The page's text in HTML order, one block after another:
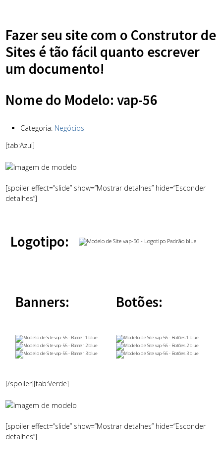
Fazer seu site com o Construtor de
Sites é tão fácil quanto escrever
um documento!
Nome do Modelo: vap-56
Categoria: Negócios
[tab:Azul]
[spoiler effect=”slide” show=”Mostrar detalhes” hide=”Esconder
detalhes”]
Logotipo:
Banners: Botões:
[/spoiler][tab:Verde]
[spoiler effect=”slide” show=”Mostrar detalhes” hide=”Esconder
detalhes”]